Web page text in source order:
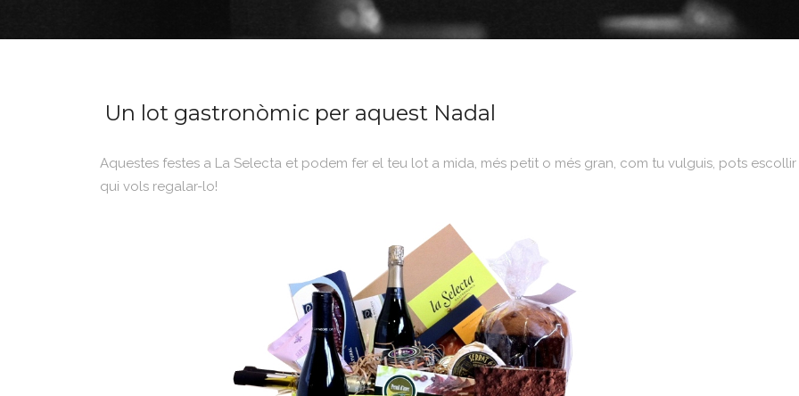
Un lot gastronòmic per aquest Nadal
Aquestes festes a La Selecta et podem fer el teu lot a mida, més petit o més gran, com tu vulguis, pots
qui vols regalar-lo!